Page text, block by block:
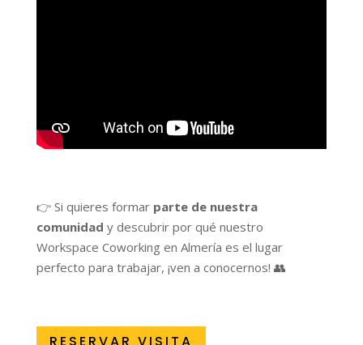
👉 Si quieres formar parte de nuestra
comunidad y descubrir por qué nuestro
Workspace Coworking en Almería es el lugar
perfecto para trabajar, ¡ven a conocernos! 👥